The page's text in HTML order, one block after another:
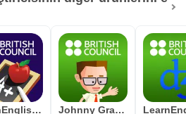
LearnEnglish Grammar Johnny Grammar Word Challenge